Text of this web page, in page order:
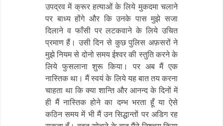
उपद्रव में क्रूर हत्याओं के लिये मुकदमा चलाने
पर बाध्य होंगे और कि उनके पास मुझे सजा
दिलाने व फाँसी पर लटकवाने के लिये उचित
प्रमाण हैं। उसी दिन से कुछ पुलिस अफ़सरों ने
मुझे नियम से दोनो समय ईश्वर की स्तुति करने के
लिये फुसलाना शुरू किया। पर अब मैं एक
नास्तिक था। मैं स्वयं के लिये यह बात तय करना
चाहता था कि क्या शान्ति और आनन्द के दिनों में
ही मैं नास्तिक होने का दम्भ भरता हूँ या ऐसे
कठिन समय में भी मैं उन सिद्धान्तों पर अडिग रह